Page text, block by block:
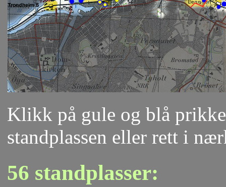
Klikk på gule og blå
standplassen eller rett i
56 standplasser: